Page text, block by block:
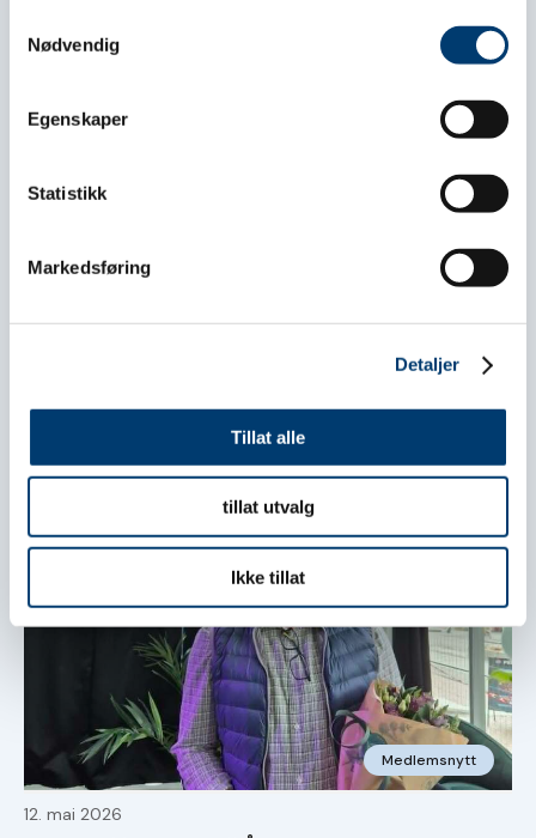
Nødvendig
Egenskaper
Statistikk
Markedsføring
Detaljer
Tillat alle
tillat utvalg
Ikke tillat
Medlemsnytt
12. mai 2026